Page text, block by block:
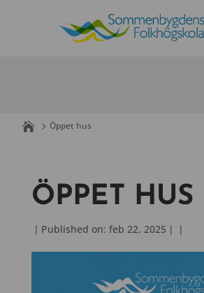
Öppet hus
ÖPPET HUS
| Published on: feb 22, 2025 | |